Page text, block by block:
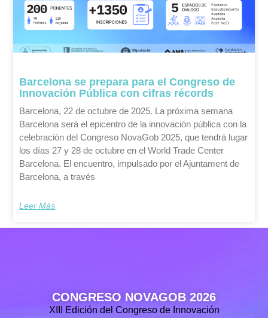
Barcelona se prepara para el Congreso de
Innovación Pública con cifras récords
Barcelona, 22 de octubre de 2025. La próxima semana
Barcelona será el epicentro de la innovación pública con la
celebración del Congreso NovaGob 2025, que tendrá lugar
los días 27 y 28 de octubre en el World Trade Center
Barcelona. El encuentro, impulsado por el Ajuntament de
Barcelona, a través
Leer Más
CONGRESO NOVAGOB 2026
XIII Edición del Congreso de Innovación